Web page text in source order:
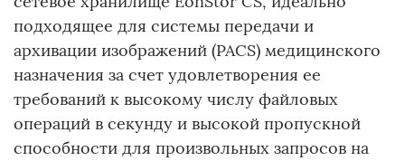
подходящее для системы передачи и
архивации изображений (PACS) медицинского
назначения за счет удовлетворения ее
требований к высокому числу файловых
операций в секунду и высокой пропускной
способности для произвольных запросов на